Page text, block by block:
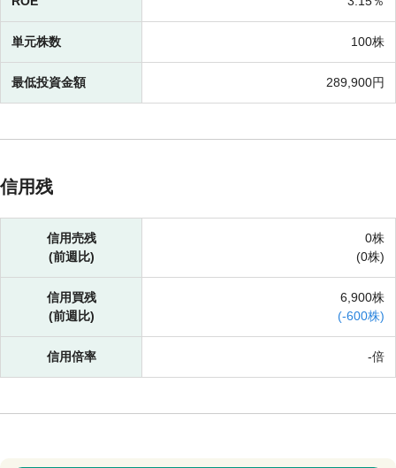
単元株数 100株
最低投資金額 289,900円
信用残
信用売残
(前週比)
0株
(0株)
信用買残
(前週比)
6,900株
(-600株)
信用倍率 -倍